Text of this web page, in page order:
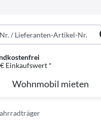
Einkaufswert *
Wohnmobil mieten